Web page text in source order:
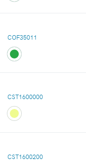
COF35011
CST1600000
CST1600200